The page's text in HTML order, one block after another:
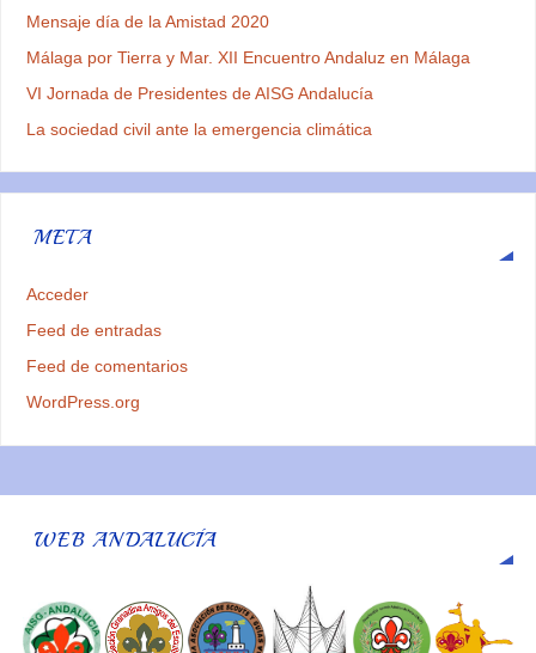
Mensaje día de la Amistad 2020
Málaga por Tierra y Mar. XII Encuentro Andaluz en Málaga
VI Jornada de Presidentes de AISG Andalucía
La sociedad civil ante la emergencia climática
META
Acceder
Feed de entradas
Feed de comentarios
WordPress.org
WEB ANDALUCÍA